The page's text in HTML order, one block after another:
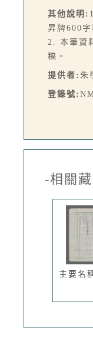
其他說明:
昇牌600字
2. 本筆資
稿。
提供者: 朱
登錄號:
-相關
主要名